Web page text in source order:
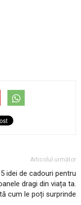
Articolul următor
idei de cadouri pentru
dragi din viața ta.
cum le poți surprinde